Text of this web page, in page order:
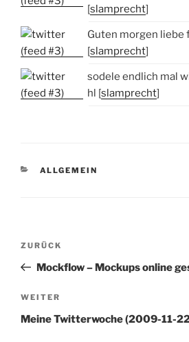
[slamprecht]
Guten morgen liebe
[slamprecht]
sodele endlich mal
hl [slamprecht]
KATEGORIEN
ALLGEMEIN
Beitragsnavigation
Vorheriger
Beitrag
ZURÜCK
Mockflow – Mockups online
Nächster
Beitrag
WEITER
Meine Twitterwoche (2009-11-